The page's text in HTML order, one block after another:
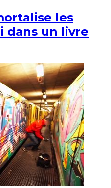
les
dans un livre